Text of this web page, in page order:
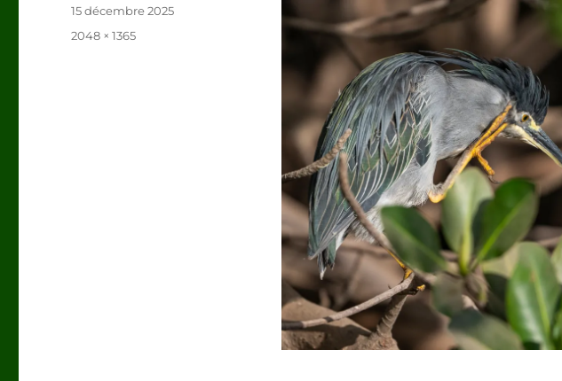
Publié
15 décembre 2025
Taille
2048 × 1365